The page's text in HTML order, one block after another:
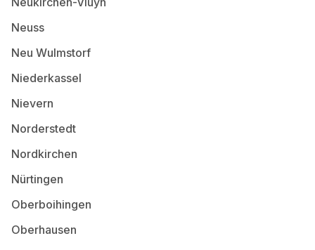
Neuss
Neu Wulmstorf
Niederkassel
Nievern
Norderstedt
Nordkirchen
Nürtingen
Oberboihingen
Oberhausen